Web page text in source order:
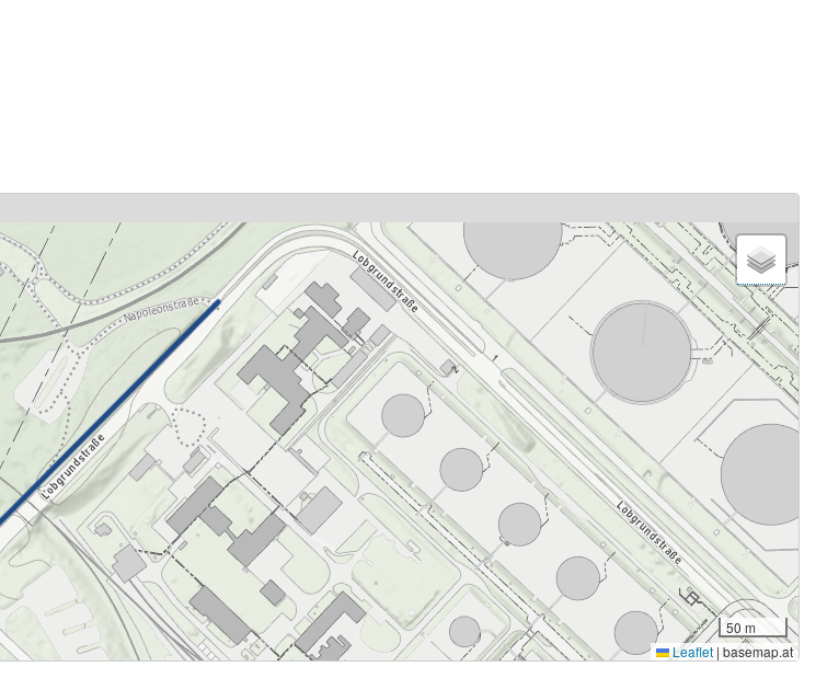
50 m
Leaflet | basemap.at